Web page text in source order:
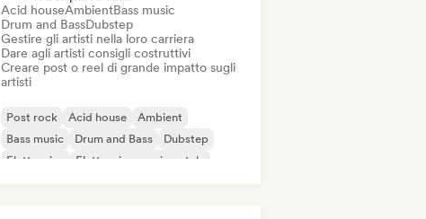
Acid houseAmbientBass music
Drum and BassDubstep
Gestire gli artisti nella loro carriera
Dare agli artisti consigli costruttivi
Creare post o reel di grande impatto sugli
artisti
Post rock Acid house
Ambient
Bass music
Drum and Bass
Dubstep
Elettronica
Elettronica sperimentale